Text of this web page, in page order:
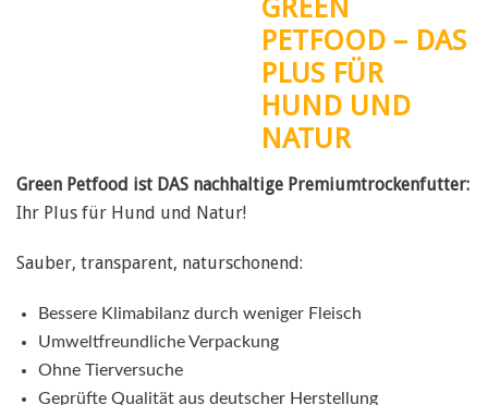
GREEN
PETFOOD – DAS
PLUS FÜR
HUND UND
NATUR
Green Petfood ist DAS nachhaltige Premiumtrockenfutter:
Ihr Plus für Hund und Natur!
Sauber, transparent, naturschonend:
Bessere Klimabilanz durch weniger Fleisch
Umweltfreundliche Verpackung
Ohne Tierversuche
Geprüfte Qualität aus deutscher Herstellung